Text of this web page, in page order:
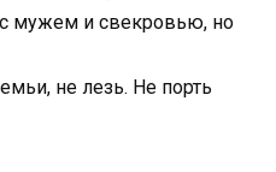
мужем и свекровью, но
не лезь. Не порть